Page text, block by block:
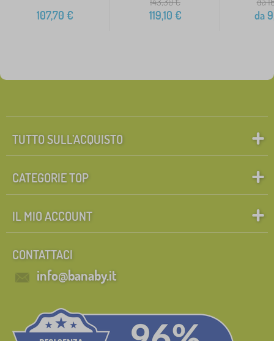
107,70 € 119,10 € da
TUTTO SULL’ACQUISTO
CATEGORIE TOP
IL MIO ACCOUNT
CONTATTACI
info@banaby.it